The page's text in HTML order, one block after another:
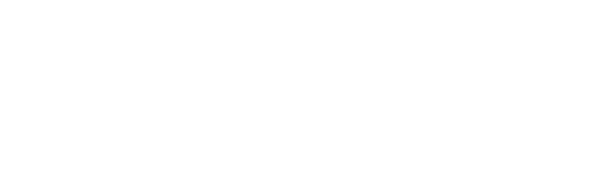
ételek 11:00 és 17:00 óra között, kávé, tea és sütemények 16:00 és